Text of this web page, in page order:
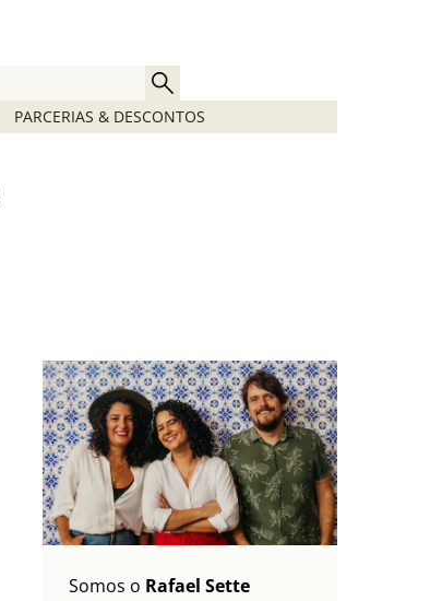
PARCERIAS & DESCONTOS
Somos o Rafael Sette